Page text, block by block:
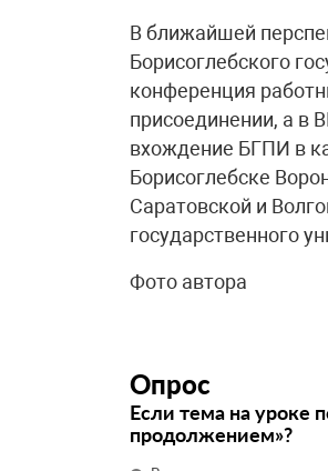
В ближайшей
Борисоглебского
конференция
присоединении, а в
вхождение БГПИ в
Борисоглебске
Саратовской и
государственного
Фото автора
Опрос
Если тема на уроке
продолжением»?